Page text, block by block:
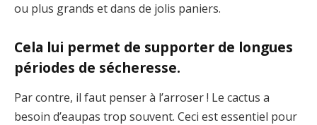
ou plus grands et dans de jolis paniers.
Cela lui permet de supporter de longues
périodes de sécheresse.
Par contre, il faut penser à l’arroser ! Le cactus a
besoin d’eaupas trop souvent. Ceci est essentiel pour